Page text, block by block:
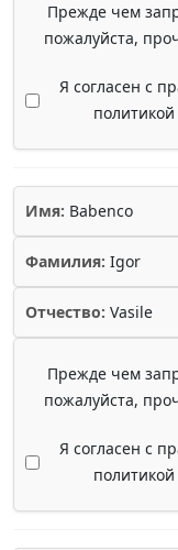
Прежде чем
пожалуйста,
Я согласен с
политикой
Имя: Babenco
Фамилия: Igor
Отчество: Vasile
Прежде чем
пожалуйста,
Я согласен с
политикой